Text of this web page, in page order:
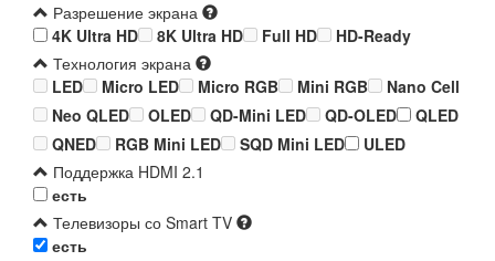
Разрешение экрана
4K Ultra HD
8K Ultra HD Full HD
HD-Ready
Технология экрана
LED
Micro LED Micro RGB Mini RGB
Nano Cell
Neo QLED
OLED QD-Mini LED QD-OLED
QLED
QNED
RGB Mini LED SQD Mini LED
ULED
Поддержка HDMI 2.1
есть
Телевизоры со Smart TV
есть